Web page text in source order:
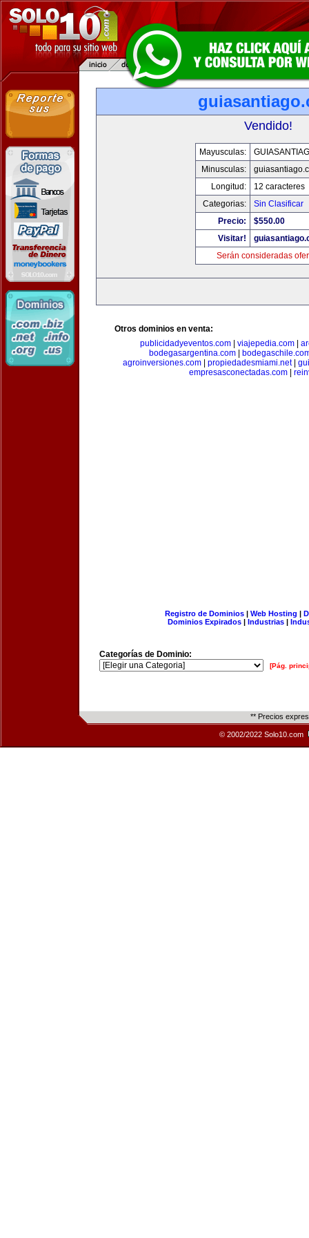
Vendido!
Mayusculas:
Minusculas:
Longitud:
12 caracteres
Categorias:
Sin Clasificar
Precio:
$550.00
Visitar!
Serán consideradas
Otros dominios en venta:
publicidadyeventos.com| viajepedia.com|
bodegasargentina.com|
agroinversiones.com
propiedadesmiami.net|
empresasconectadas.com|
Registro de Dominios| Web Hosting |
Dominios Expirados | Industrias |
Categorías de Dominio:
[Pág.
** Precios
© 2002/2022 Solo10.com